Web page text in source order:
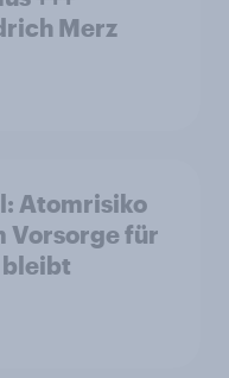
Merz
Atomrisiko
Vorsorge für